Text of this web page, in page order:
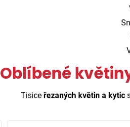
Oblíbené
Tisice řezaných květin a kytic